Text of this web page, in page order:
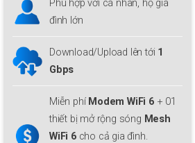
Phù hợp với cá nhân, hộ gia
đình lớn
Download/Upload lên tới1
Gbps
Miễn phíModem WiFi 6 + 01
thiết bị mở rộng sóngMesh
WiFi 6
cho cả gia đình.